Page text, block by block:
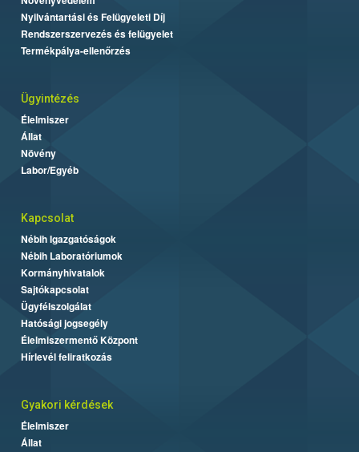
Nyilvántartási és Felügyeleti Díj
Rendszerszervezés és felügyelet
Termékpálya-ellenőrzés
Ügyintézés
Élelmiszer
Állat
Növény
Labor/Egyéb
Kapcsolat
Nébih Igazgatóságok
Nébih Laboratóriumok
Kormányhivatalok
Sajtókapcsolat
Ügyfélszolgálat
Hatósági jogsegély
Élelmiszermentő Központ
Hírlevél feliratkozás
Gyakori kérdések
Élelmiszer
Állat